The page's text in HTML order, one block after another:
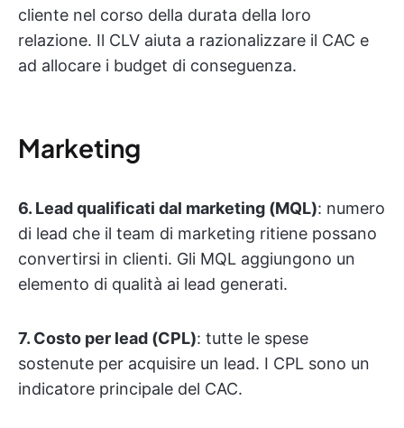
cliente nel corso della durata della loro
relazione. Il CLV aiuta a razionalizzare il CAC e
ad allocare i budget di conseguenza.
Marketing
6. Lead qualificati dal marketing (MQL): numero
di lead che il team di marketing ritiene possano
convertirsi in clienti. Gli MQL aggiungono un
elemento di qualità ai lead generati.
7. Costo per lead (CPL): tutte le spese
sostenute per acquisire un lead. I CPL sono un
indicatore principale del CAC.